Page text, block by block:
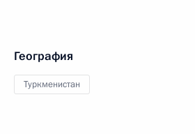
География
Туркменистан